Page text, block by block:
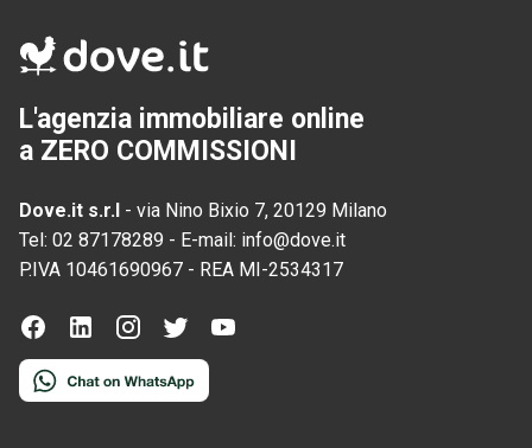
L'agenzia immobiliare online
a ZERO COMMISSIONI
Dove.it s.r.l - via Nino Bixio 7, 20129 Milano
Tel: 02 87178289 - E-mail: info@dove.it
P.IVA 10461690967 - REA MI-2534317